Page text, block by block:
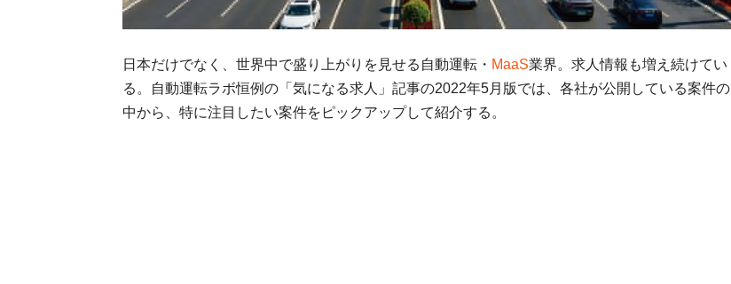
日本だけでなく、世界中で盛り上がりを見せる自動運転・ MaaS業界。求人情報も増え続けてい
る。自動運転ラボ恒例の「気になる求人」記事の2022年5月版では、各社が公開している案件の
中から、特に注目したい案件をピックアップして紹介する。